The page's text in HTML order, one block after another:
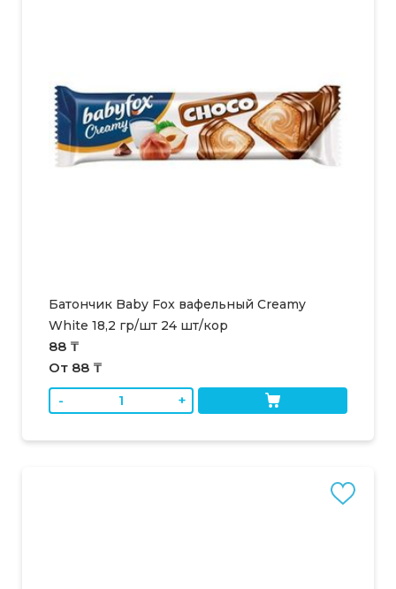
Батончик Baby Fox вафельный Creamy
White 18,2 гр/шт 24 шт/кор
88 ₸
От 88 ₸
-
+